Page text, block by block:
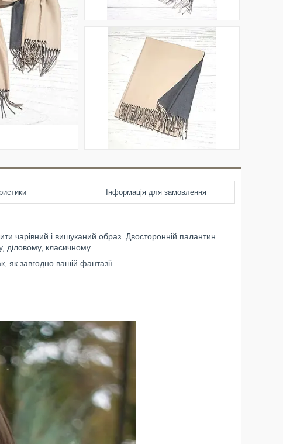
Інформація для замовлення
чарівний і вишуканий образ. Двосторонній палантин
діловому, класичному.
завгодно вашій фантазії.